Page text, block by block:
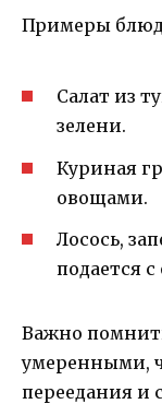
Примеры блюд
Салат из
зелени.
Куриная
овощами.
Лосось,
подается
Важно
умеренными,
переедания и